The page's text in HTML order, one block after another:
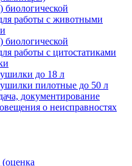
работы с животными
работы с цитостатиками
до 18 л
пилотные до 50 л
документирование
о неисправностях